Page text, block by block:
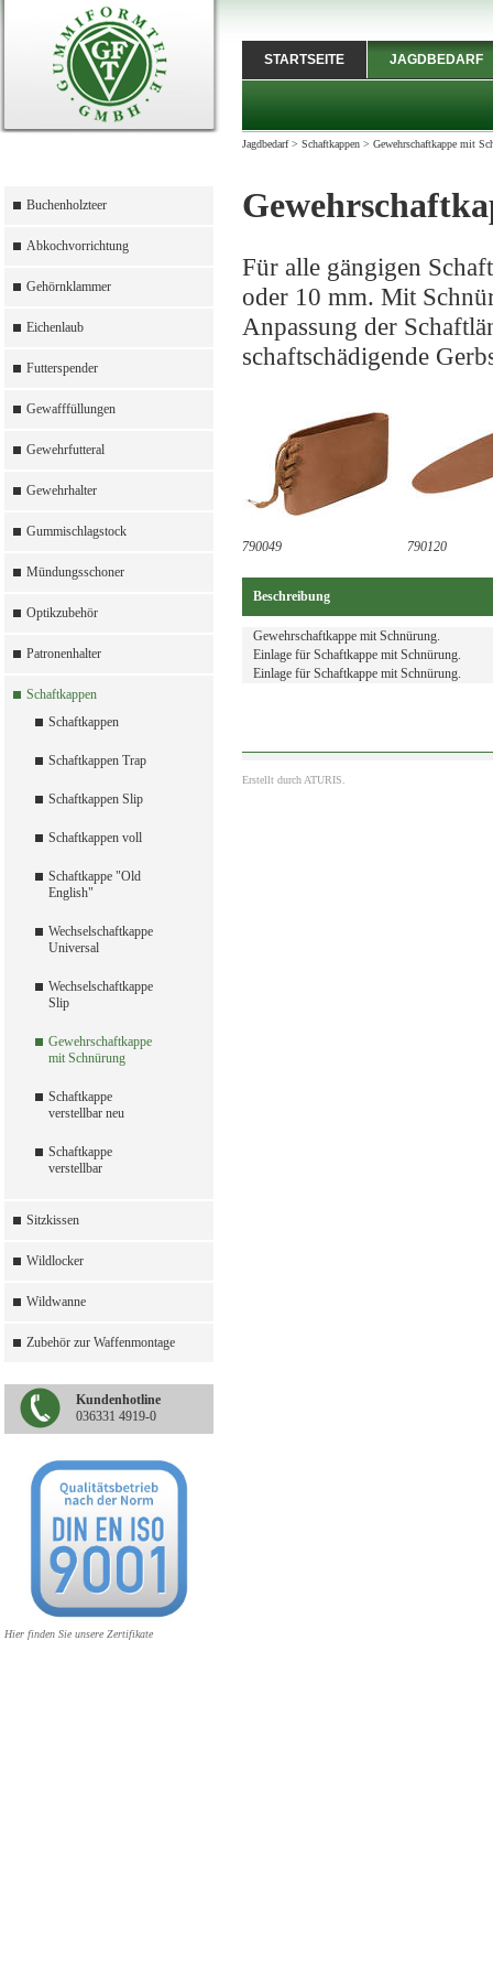
Buchenholzteer
Abkochvorrichtung
Gehörnklammer
Eichenlaub
Futterspender
Gewafffüllungen
Gewehrfutteral
Gewehrhalter
Gummischlagstock
Mündungsschoner
Optikzubehör
Patronenhalter
Schaftkappen
Schaftkappen
Schaftkappen Trap
Schaftkappen Slip
Schaftkappen voll
Schaftkappe "Old
English"
Wechselschaftkappe
Universal
Wechselschaftkappe
Slip
Gewehrschaftkappe
mit Schnürung
Schaftkappe
verstellbar neu
Schaftkappe
verstellbar
Sitzkissen
Wildlocker
Wildwanne
Zubehör zur Waffenmontage
Kundenhotline
036331 4919-0
Hier finden Sie unsere Zertifikate
STARTSEITE JAGDBEDARF
Jagdbedarf> Schaftkappen > Gewehrschaftkappe mit
Für alle gängigen
oder 10 mm. Mit
Anpassung der
schaftschädigende
790049 790120
Beschreibung
Gewehrschaftkappe mit Schnürung.
Einlage für Schaftkappe mit Schnürung.
Einlage für Schaftkappe mit Schnürung.
Erstellt durch ATURIS.